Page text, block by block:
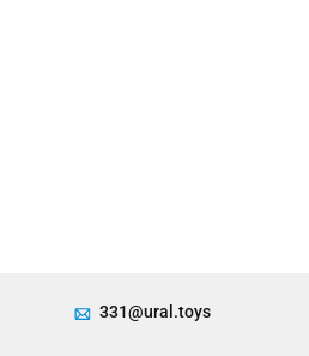
331@ural.toys